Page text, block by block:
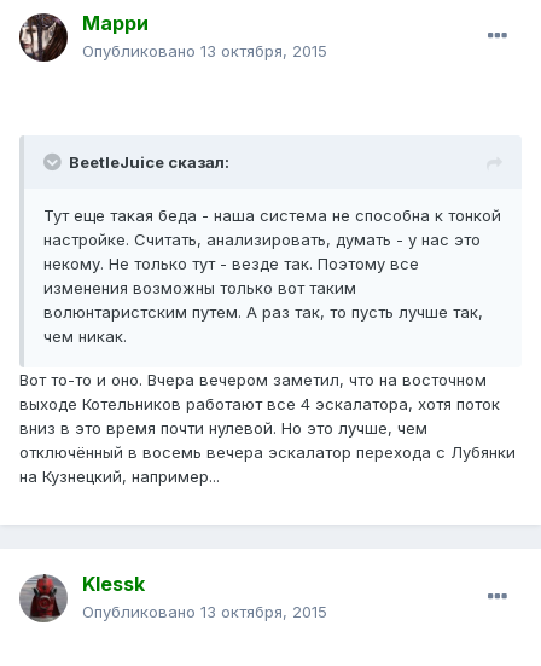
Марри
Опубликовано 13 октября, 2015
BeetleJuice сказал:
Тут еще такая беда - наша система не способна к тонкой
настройке. Считать, анализировать, думать - у нас это
некому. Не только тут - везде так. Поэтому все
изменения возможны только вот таким
волюнтаристским путем. А раз так, то пусть лучше так,
чем никак.
Вот то-то и оно. Вчера вечером заметил, что на восточном
выходе Котельников работают все 4 эскалатора, хотя поток
вниз в это время почти нулевой. Но это лучше, чем
отключённый в восемь вечера эскалатор перехода с Лубянки
на Кузнецкий, например...
Klessk
Опубликовано 13 октября, 2015